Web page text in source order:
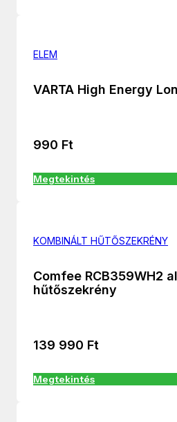
ELEM
VARTA High Energy
990 Ft
Megtekintés
KOMBINÁLT HŰTŐSZEKRÉNY
Comfee RCB359WH2
hűtőszekrény
139 990 Ft
Megtekintés